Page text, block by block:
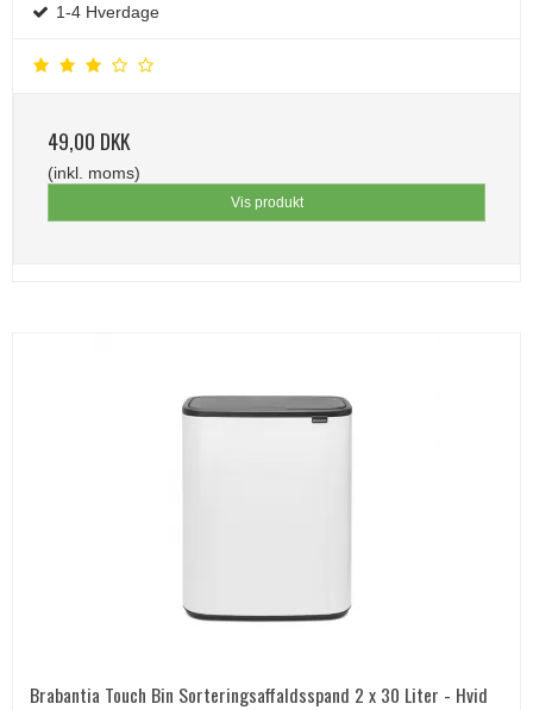
1-4 Hverdage
49,00 DKK
(inkl. moms)
Vis produkt
Brabantia Touch Bin Sorteringsaffaldsspand 2 x 30 Liter - Hvid